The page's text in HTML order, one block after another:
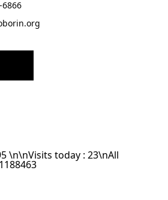
6866
\n\nVisits today : 23\nAll
1188463